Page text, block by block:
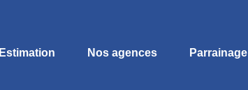
Estimation Nos agences Parrainage